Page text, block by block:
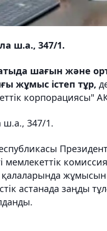
ш.а., 347/1.
шағын және
жұмыс істеп тұр,
корпорациясы"
347/1.
мемлекеттік
жұмысын
астанада заңды